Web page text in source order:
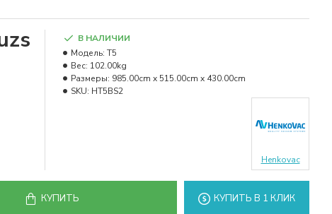
В НАЛИЧИИ
Модель: T5
Вес: 102.00kg
Размеры: 985.00cm x 515.00cm x 430.00cm
SKU: HT5BS2
Henkovac
КУПИТЬ КУПИТЬ В 1 КЛИК